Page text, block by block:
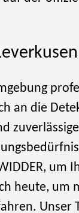
an die
zuverlässige
um
heute, um
Unser